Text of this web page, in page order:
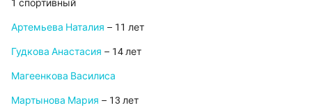
1 спортивный
Артемьева Наталия – 11 лет
Гудкова Анастасия – 14 лет
Магеенкова Василиса
Мартынова Мария – 13 лет